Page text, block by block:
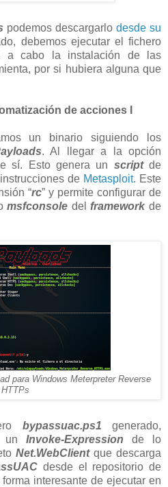
podemos descargarlo desde su
debemos ejecutar el fichero
a cabo la instalación de las
por si hubiera alguna que
de acciones I
un binario siguiendo los
. Al llegar a la opción
sí. Esto genera un scriptde
de Metasploit. Este
“rc” y permite configurar de
msfconsole delframework de
para Windows Meterpreter Reverse
HTTPs
bypassuac.ps1 generado,
unInvoke-Expression de lo
Net.WebClientque descarga
desde el repositorio de
interesante de ejecutar en